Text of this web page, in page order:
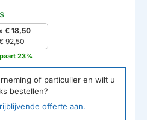
€ 18,50
92,50
23%
of particulier en wilt u
bestellen?
offerte aan.